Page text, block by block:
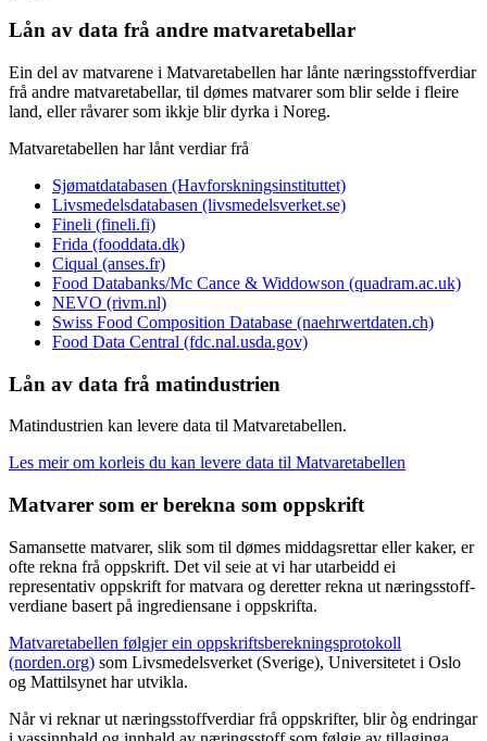
Lån av data frå andre matvare­tabellar
Ein del av matvarene i Matvare­tabellen har lånte næringsstoff­verdiar
frå andre matvare­tabellar, til dømes matvarer som blir selde i fleire
land, eller råvarer som ikkje blir dyrka i Noreg.
Matvaretabellen har lånt verdiar frå
Sjømatdatabasen (Havforskningsinstituttet)
Livsmedelsdatabasen (livsmedelsverket.se)
Fineli (fineli.fi)
Frida (fooddata.dk)
Ciqual (anses.fr)
Food Databanks/Mc Cance & Widdowson (quadram.ac.uk)
NEVO (rivm.nl)
Swiss Food Composition Database (naehrwertdaten.ch)
Food Data Central (fdc.nal.usda.gov)
Lån av data frå matindustrien
Matindustrien kan levere data til Matvaretabellen.
Les meir om korleis du kan levere data til Matvaretabellen
Matvarer som er berekna som oppskrift
Samansette matvarer, slik som til dømes middags­rettar eller kaker, er
ofte rekna frå oppskrift. Det vil seie at vi har utarbeidd ei
representativ oppskrift for matvara og deretter rekna ut næringsstoff­
verdiane basert på ingrediensane i oppskrifta.
Matvaretabellen følgjer ein oppskrifts­bereknings­protokoll
(norden.org) som Livsmedelsverket (Sverige), Universitetet i Oslo
og Mattilsynet har utvikla.
Når vi reknar ut næringsstoff­verdiar frå oppskrifter, blir òg endringar